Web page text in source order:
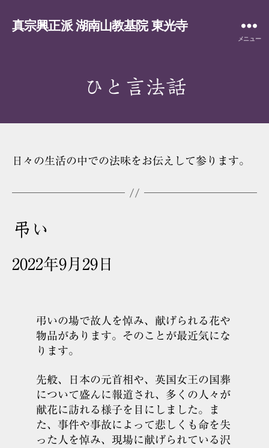
真宗興正派 湖南山教基院 東光寺
メニュー
ひと言法話
日々の生活の中での法味をお伝えして参ります。
弔い
2022年9月29日
弔いの場で故人を悼み、献げられる花や
物品があります。そのことが最近気にな
ります。
先般、日本の元首相や、英国女王の国葬
について盛んに報道され、多くの人々が
献花に訪れる様子を目にしました。ま
た、事件や事故によって悲しくも命を失
った人を悼み、現場に献げられている沢